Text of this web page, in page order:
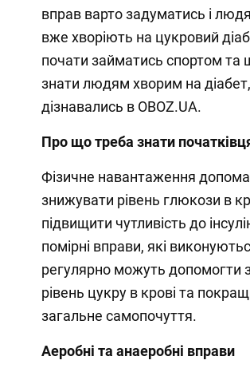
вправ варто задуматись і
вже хворіють на цукровий
почати займатись спортом та
знати людям хворим на діабет,
дізнавались в OBOZ.UA.
Про що треба знати
Фізичне навантаження
знижувати рівень глюкози в
підвищити чутливість до
помірні вправи, які
регулярно можуть допомогти
рівень цукру в крові та
загальне самопочуття.
Аеробні та анаеробні вправи